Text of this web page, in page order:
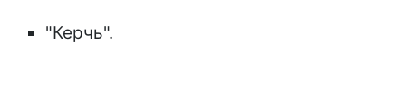
"Керчь".